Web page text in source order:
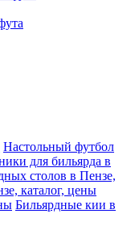
Настольный футбол
для бильярда в
столов в Пензе,
каталог, цены
Бильярдные кии в